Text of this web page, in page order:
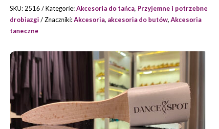
TANECZNYCH,
DRAPAK
DO
DANCESPOT
SKU: 2516 Kategorie:Akcesoria do tańca, Przyjemne i potrzebne
drobiazgi
Znaczniki:Akcesoria, akcesoria do butów, Akcesoria
taneczne